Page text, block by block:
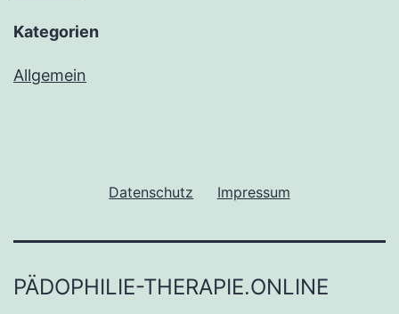
Kategorien
Allgemein
Datenschutz Impressum
PÄDOPHILIE-THERAPIE.ONLINE